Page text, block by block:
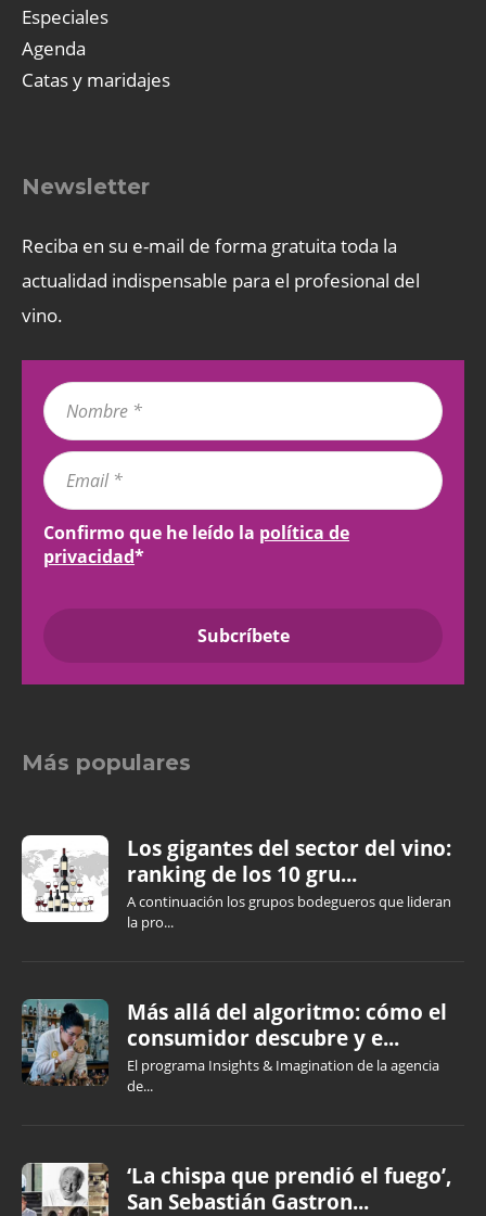
Especiales
Agenda
Catas y maridajes
Newsletter
Reciba en su e-mail de forma gratuita toda la
actualidad indispensable para el profesional del
vino.
Confirmo que he leído la política de
privacidad*
Más populares
Los gigantes del sector del vino:
ranking de los 10 gru...
A continuación los grupos bodegueros que lideran
la pro...
Más allá del algoritmo: cómo el
consumidor descubre y e...
El programa Insights & Imagination de la agencia
de...
‘La chispa que prendió el fuego’,
San Sebastián Gastron...